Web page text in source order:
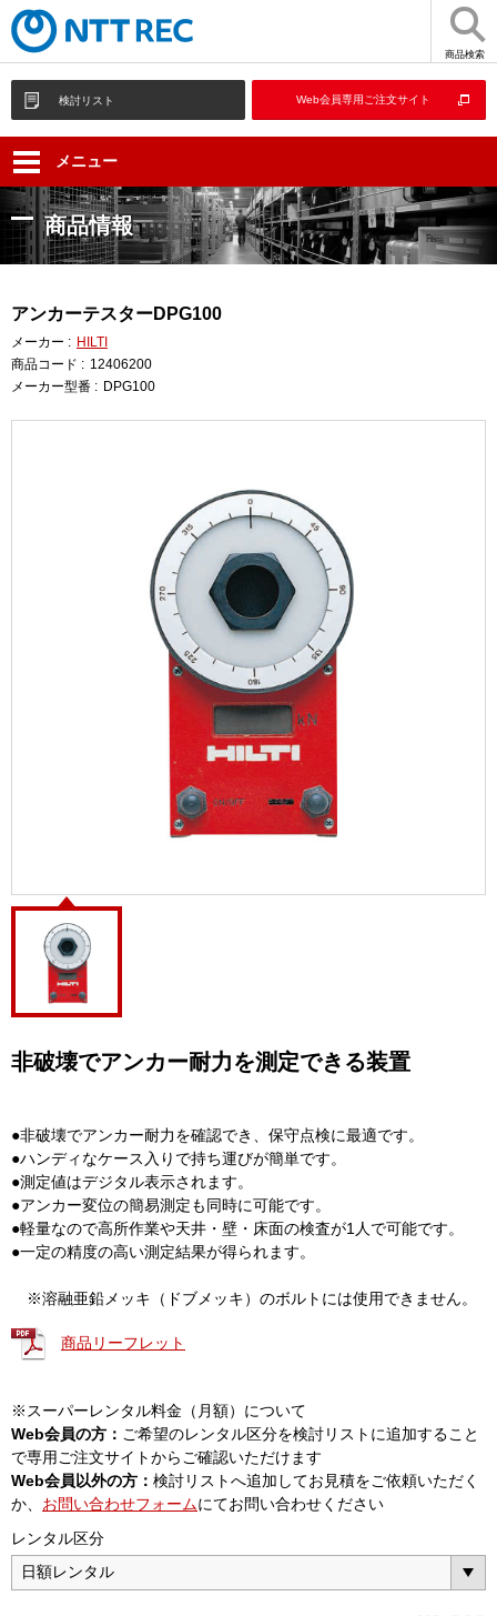
商品検索
検討リスト Web会員専用ご注文サイト
メニュー
商品情報
アンカーテスターDPG100
メーカー : HILTI
商品コード : 12406200
メーカー型番 : DPG100
非破壊でアンカー耐力を測定できる装置
●非破壊でアンカー耐力を確認でき、保守点検に最適です。
●ハンディなケース入りで持ち運びが簡単です。
●測定値はデジタル表示されます。
●アンカー変位の簡易測定も同時に可能です。
●軽量なので高所作業や天井・壁・床面の検査が1人で可能です。
●一定の精度の高い測定結果が得られます。
※溶融亜鉛メッキ（ドブメッキ）のボルトには使用できません。
商品リーフレット
※スーパーレンタル料金（月額）について
Web会員の方： ご希望のレンタル区分を検討リストに追加すること
で専用ご注文サイトからご確認いただけます
Web会員以外の方： 検討リストへ追加してお見積をご依頼いただく
か、 お問い合わせフォームにてお問い合わせください
レンタル区分